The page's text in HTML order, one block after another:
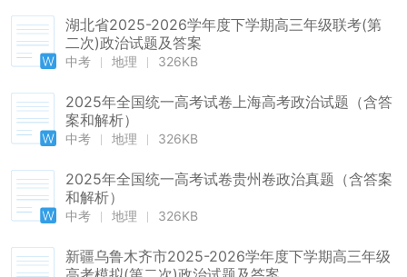
湖北省2025-2026学年度下学期高三年级联考(第
二次)政治试题及答案
中考 地理 326KB
2025年全国统一高考试卷上海高考政治试题（含答
案和解析）
中考 地理 326KB
2025年全国统一高考试卷贵州卷政治真题（含答案
和解析）
中考 地理 326KB
新疆乌鲁木齐市2025-2026学年度下学期高三年级